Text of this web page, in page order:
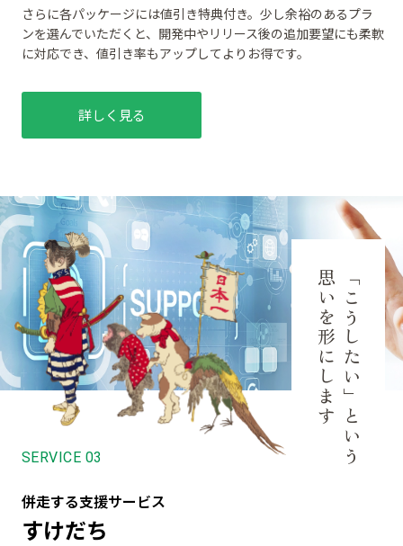
さらに各パッケージには値引き特典付き。少し余裕のあるプラ
ンを選んでいただくと、開発中やリリース後の追加要望にも柔軟
に対応でき、値引き率もアップしてよりお得です。
詳しく見る
「こうしたい」という
思いを形にします
併走する支援サービス
すけだち